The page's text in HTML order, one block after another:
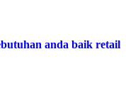
anda baik retail